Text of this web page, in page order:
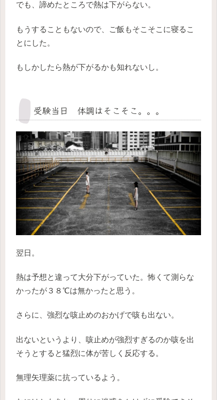
でも、諦めたところで熱は下がらない。
もうすることもないので、ご飯もそこそこに寝るこ
とにした。
もしかしたら熱が下がるかも知れないし。
受験当日 体調はそこそこ。。。
翌日。
熱は予想と違って大分下がっていた。怖くて測らな
かったが３８℃は無かったと思う。
さらに、強烈な咳止めのおかげで咳も出ない。
出ないというより、咳止めが強烈すぎるのか咳を出
そうとすると猛烈に体が苦しく反応する。
無理矢理薬に抗っているよう。